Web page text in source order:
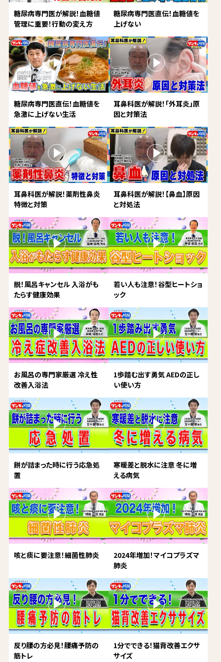
糖尿病専門医が解説！血糖値
管理に重要！行動の変え方
糖尿病専門医直伝！血糖値を
上げない
糖尿病専門医直伝！血糖値を
急激に上げない生活
耳鼻科医が解説！「外耳炎」原
因と対策法
耳鼻科医が解説！薬剤性鼻炎
特徴と対策
耳鼻科医が解説！【鼻血】原因
と対処法
脱！風呂キャンセル 入浴がも
たらす健康効果
若い人も注意！谷型ヒートショ
ック
お風呂の専門家厳選 冷え性
改善入浴法
1歩踏む出す勇気 AEDの正し
い使い方
餅が詰まった時に行う応急処
置
寒暖差と脱水に注意 冬に増
える病気
咳と痰に要注意！細菌性肺炎
2024年増加！マイコプラズマ
肺炎
反り腰の方必見！腰痛予防の
筋トレ
1分でできる！猫背改善エクサ
サイズ